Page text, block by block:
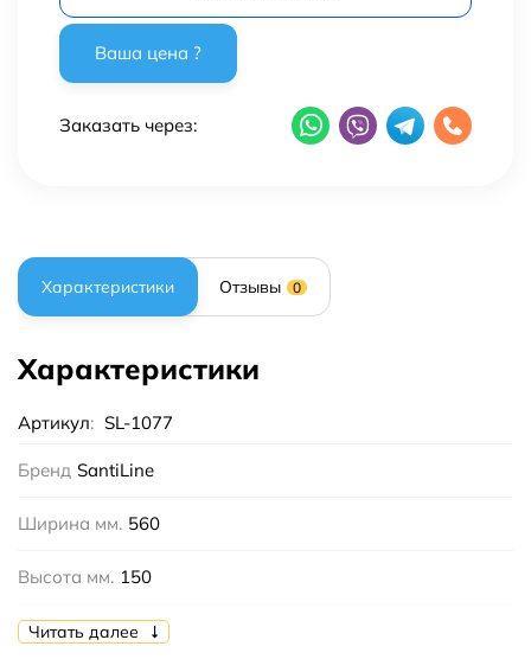
Заказать через:
Характеристики Отзывы 0
Характеристики
Артикул: SL-1077
Бренд SantiLine
Ширина мм. 560
Высота мм. 150
Глубина мм. 385
Читать далее